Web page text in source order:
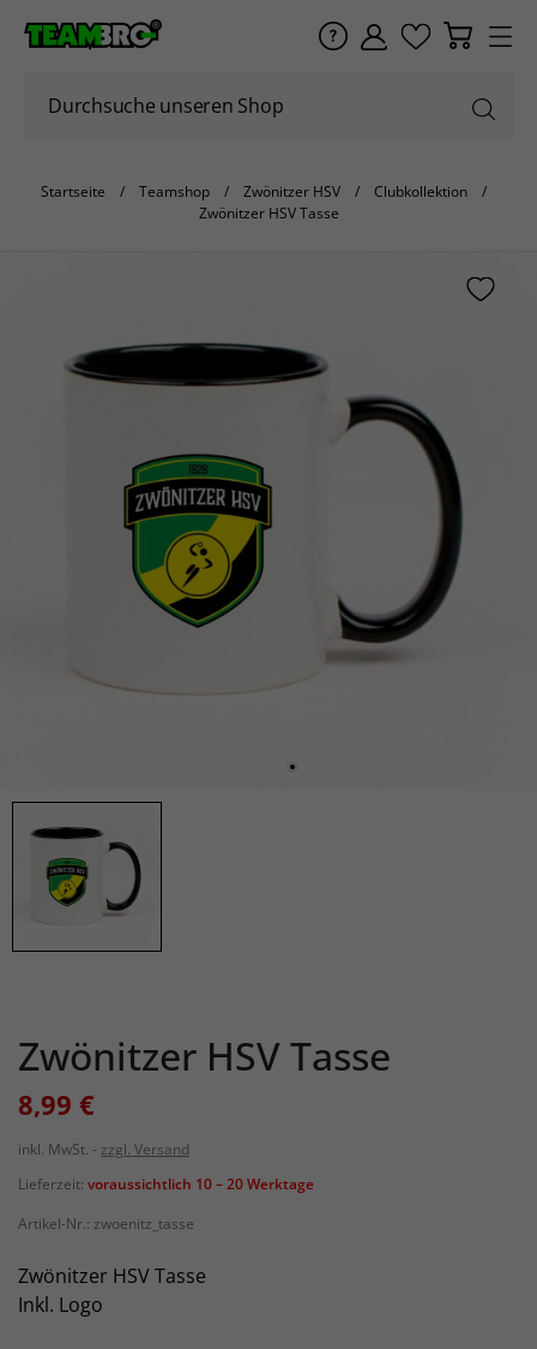
Startseite Teamshop Zwönitzer HSV
Clubkollektion
Zwönitzer HSV Tasse
Zwönitzer HSV Tasse
8,99 €
inkl. MwSt.
zzgl. Versand
Lieferzeit: voraussichtlich 10 – 20 Werktage
Artikel-Nr.: zwoenitz_tasse
Zwönitzer HSV Tasse
Inkl. Logo